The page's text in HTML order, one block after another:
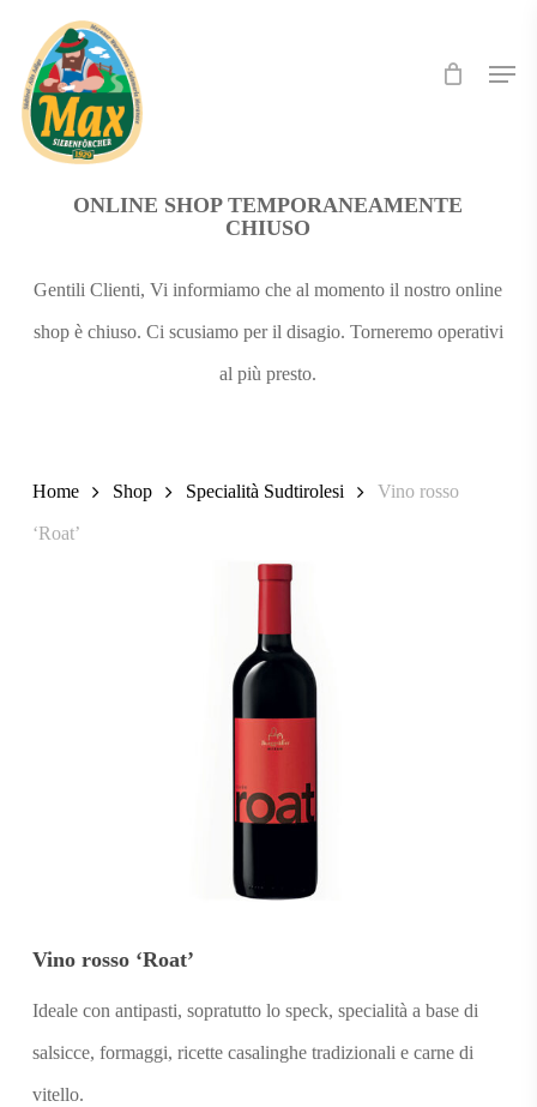
main
content
Menu
ONLINE SHOP TEMPORANEAMENTE
CHIUSO
Gentili Clienti, Vi informiamo che al momento il nostro online
shop è chiuso. Ci scusiamo per il disagio. Torneremo operativi
al più presto.
Home Shop Specialità Sudtirolesi Vino rosso
‘Roat’
Vino rosso ‘Roat’
Ideale con antipasti, sopratutto lo speck, specialità a base di
salsicce, formaggi, ricette casalinghe tradizionali e carne di
vitello.